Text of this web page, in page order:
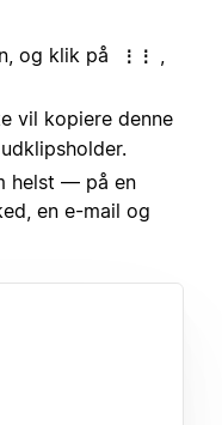
og klik på
⋮⋮
vil kopiere denne
helst — på en
en e-mail og